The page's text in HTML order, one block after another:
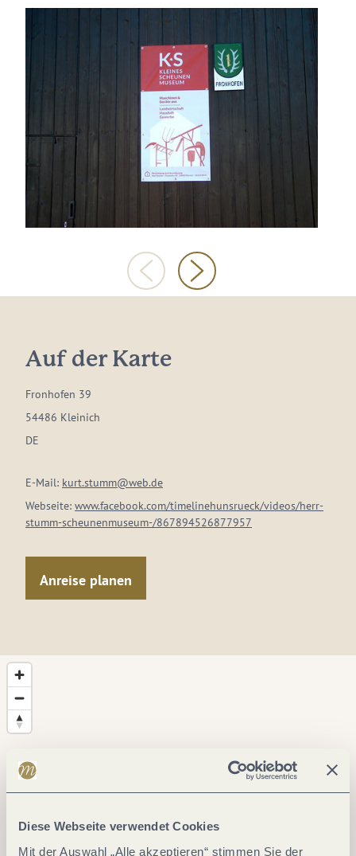
Diese Webseite verwendet Cookies
Mit der Auswahl „Alle akzeptieren“ stimmen Sie der
Auf der Karte
Fronhofen 39
54486 Kleinich
DE
E-Mail: kurt.stumm@web.de
Webseite: www.facebook.com/timelinehunsrueck/videos/herr-
stumm-scheunenmuseum-/867894526877957
Anreise planen